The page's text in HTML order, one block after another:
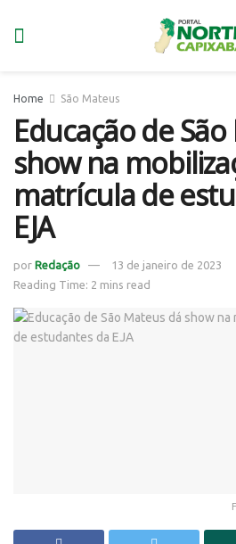
Home São Mateus
Educação de
show na
matrícula de
EJA
por Redação
13 de janeiro de 2023
Reading Time: 2 mins read